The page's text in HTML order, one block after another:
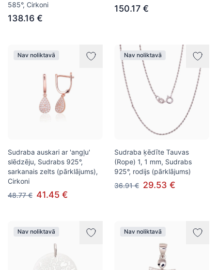
585°, Cirkoni
138.16 €
150.17 €
Nav noliktavā
Sudraba auskari ar 'angļu'
slēdzēju, Sudrabs 925°,
sarkanais zelts (pārklājums),
Cirkoni
48.77 € 41.45 €
Nav noliktavā
Sudraba ķēdīte Tauvas
(Rope) 1, 1 mm, Sudrabs
925°, rodijs (pārklājums)
36.91 € 29.53 €
Nav noliktavā Nav noliktavā